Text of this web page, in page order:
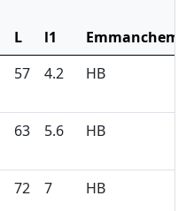
L l1
57 4.2 HB
63 5.6 HB
72 7 HB